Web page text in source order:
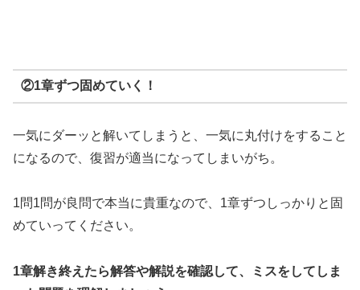
②1章ずつ固めていく！
一気にダーッと解いてしまうと、一気に丸付けをすること
になるので、復習が適当になってしまいがち。
1問1問が良問で本当に貴重なので、1章ずつしっかりと固
めていってください。
1章解き終えたら解答や解説を確認して、ミスをしてしま